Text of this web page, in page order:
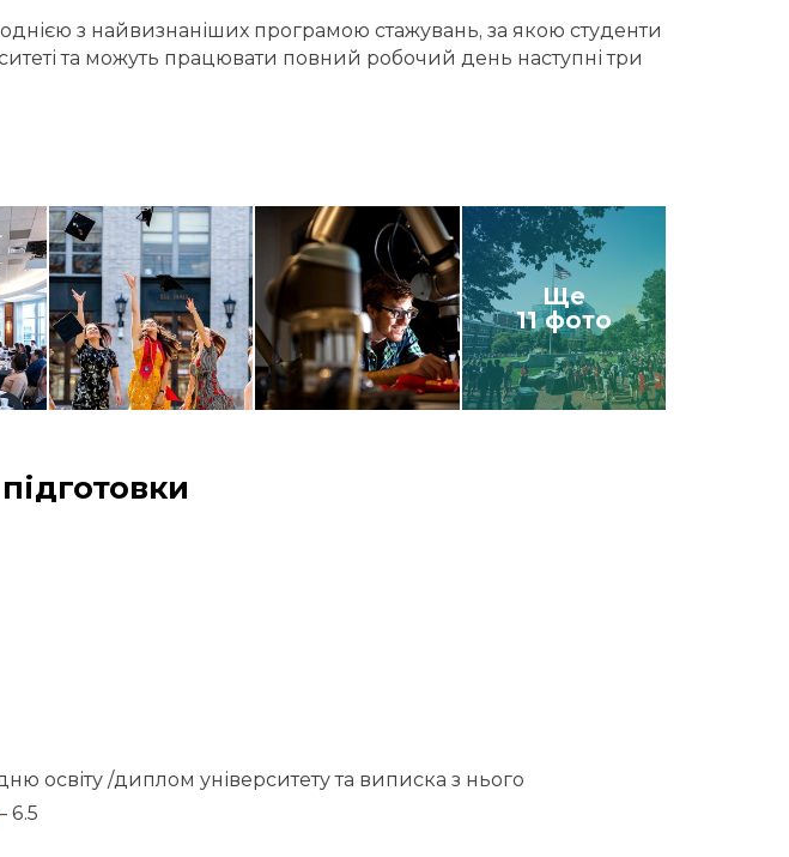
з найвизнаніших програмою стажувань, за якою студенти
та можуть працювати повний робочий день наступні три
Ще
11 фото
освіту /диплом університету та виписка з нього
6.5